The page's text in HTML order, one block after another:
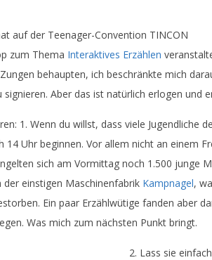
auf der Teenager-Convention TINCON
zum Thema Interaktives Erzählen
behaupten, ich beschränkte mich
Aber das ist natürlich erlogen und
1. Wenn du willst, dass viele Jugendliche
14 Uhr beginnen. Vor allem nicht an einem
sich am Vormittag noch 1.500 junge
der einstigen Maschinenfabrik Kampnagel,
Ein paar Erzählwütige fanden aber
Was mich zum nächsten Punkt bringt.
2. Lass sie